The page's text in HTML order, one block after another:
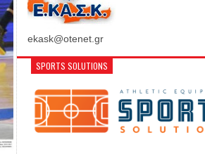
ekask@otenet.gr
SPORTS SOLUTIONS